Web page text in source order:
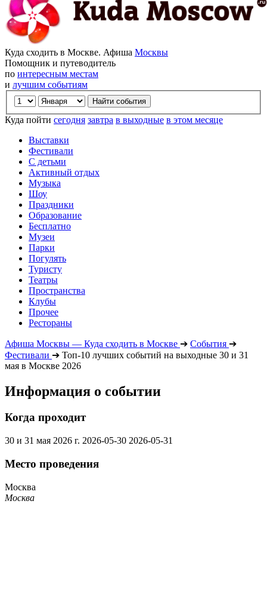
Куда сходить в Москве. Афиша Москвы
Помощник и путеводитель
по интересным местам
и лучшим событиям
Куда пойти сегодня завтра в выходные в этом месяце
Выставки
Фестивали
С детьми
Активный отдых
Музыка
Шоу
Праздники
Образование
Бесплатно
Музеи
Парки
Погулять
Туристу
Театры
Пространства
Клубы
Прочее
Рестораны
Афиша Москвы — Куда сходить в Москве ➔ События ➔
Фестивали ➔ Топ-10 лучших событий на выходные 30 и 31
мая в Москве 2026
Информация о событии
Когда проходит
30 и 31 мая 2026 г. 2026-05-30 2026-05-31
Место проведения
Москва
Москва